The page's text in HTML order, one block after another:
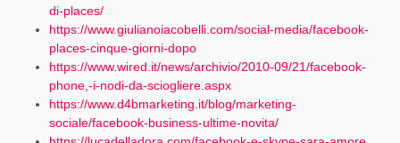
di-places/
https://www.giulianoiacobelli.com/social-media/facebook-
places-cinque-giorni-dopo
https://www.wired.it/news/archivio/2010-09/21/facebook-
phone,-i-nodi-da-sciogliere.aspx
https://www.d4bmarketing.it/blog/marketing-
sociale/facebook-business-ultime-novita/